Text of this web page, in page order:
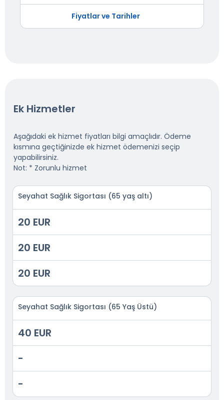
Fiyatlar ve Tarihler
Ek Hizmetler
Aşağıdaki ek hizmet fiyatları bilgi amaçlıdır. Ödeme
kısmına geçtiğinizde ek hizmet ödemenizi seçip
yapabilirsiniz.
Not: * Zorunlu hizmet
Seyahat Sağlık Sigortası (65 yaş altı)
20 EUR
20 EUR
20 EUR
Seyahat Sağlık Sigortası (65 Yaş Üstü)
40 EUR
-
-